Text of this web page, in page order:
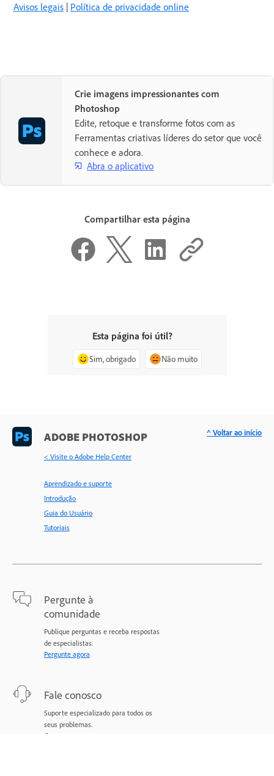
Avisos legais | Política de privacidade online
Crie imagens impressionantes com
Photoshop
Edite, retoque e transforme fotos com as
Ferramentas criativas líderes do setor que você
conhece e adora.
Abra o aplicativo
Compartilhar esta página
Esta página foi útil?
Sim, obrigado Não muito
ADOBE PHOTOSHOP
< Visite o Adobe Help Center
Aprendizado e suporte
Introdução
Guia do Usuário
Tutoriais
Pergunte à
comunidade
Publique perguntas e receba respostas
de especialistas.
Pergunte agora
Fale conosco
Suporte especializado para todos os
seus problemas.
Comece agora
^ Voltar ao início